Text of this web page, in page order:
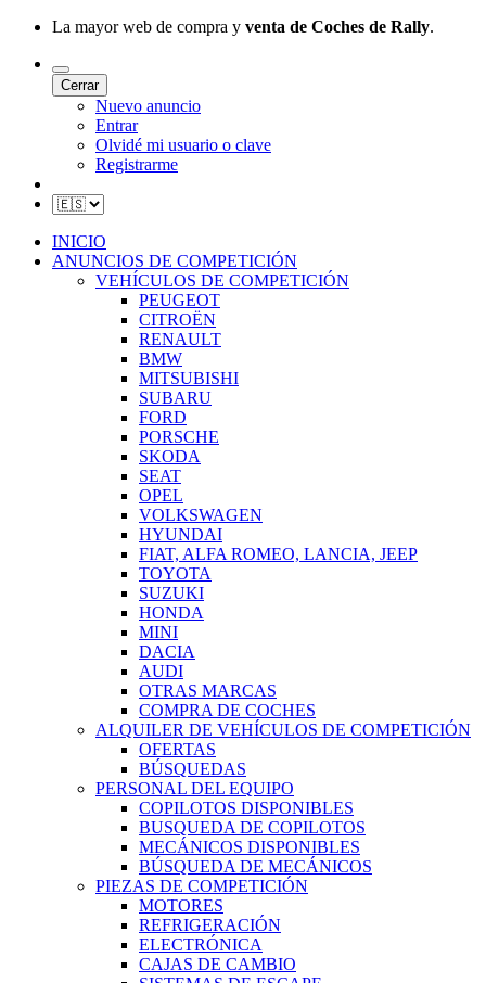
La mayor web de compra y venta de Coches de Rally.
Cerrar
Nuevo anuncio
Entrar
Olvidé mi usuario o clave
Registrarme
INICIO
ANUNCIOS DE COMPETICIÓN
VEHÍCULOS DE COMPETICIÓN
PEUGEOT
CITROËN
RENAULT
BMW
MITSUBISHI
SUBARU
FORD
PORSCHE
SKODA
SEAT
OPEL
VOLKSWAGEN
HYUNDAI
FIAT, ALFA ROMEO, LANCIA, JEEP
TOYOTA
SUZUKI
HONDA
MINI
DACIA
AUDI
OTRAS MARCAS
COMPRA DE COCHES
ALQUILER DE VEHÍCULOS DE COMPETICIÓN
OFERTAS
BÚSQUEDAS
PERSONAL DEL EQUIPO
COPILOTOS DISPONIBLES
BUSQUEDA DE COPILOTOS
MECÁNICOS DISPONIBLES
BÚSQUEDA DE MECÁNICOS
PIEZAS DE COMPETICIÓN
MOTORES
REFRIGERACIÓN
ELECTRÓNICA
CAJAS DE CAMBIO